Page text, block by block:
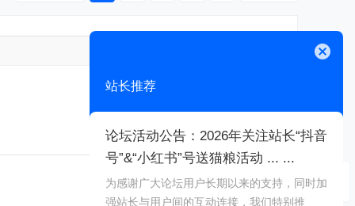
站长推荐
论坛活动公告：2026年关注站长“抖音
号”&“小红书”号送猫粮活动 ... ...
为感谢广大论坛用户长期以来的支持，同时加
强站长与用户间的互动连接，我们特别推